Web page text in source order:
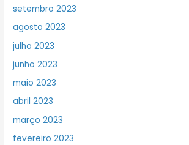
setembro 2023
agosto 2023
julho 2023
junho 2023
maio 2023
abril 2023
março 2023
fevereiro 2023